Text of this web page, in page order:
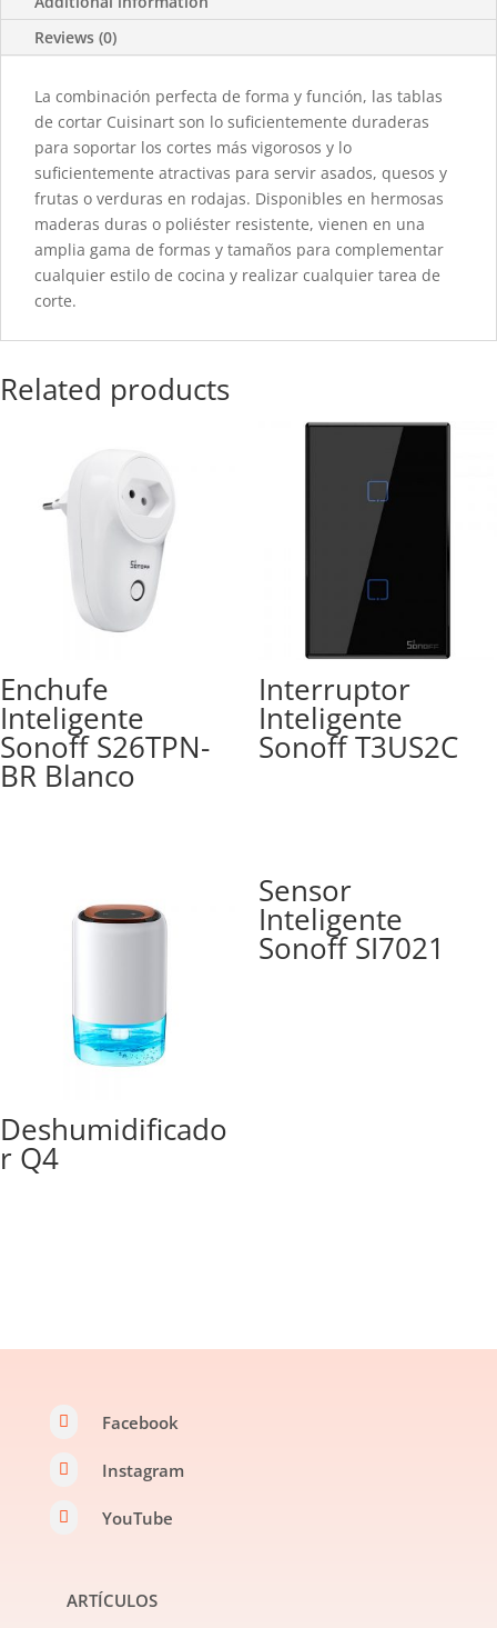
Reviews (0)
La combinación perfecta de forma y función, las tablas
de cortar Cuisinart son lo suficientemente duraderas
para soportar los cortes más vigorosos y lo
suficientemente atractivas para servir asados, quesos y
frutas o verduras en rodajas. Disponibles en hermosas
maderas duras o poliéster resistente, vienen en una
amplia gama de formas y tamaños para complementar
cualquier estilo de cocina y realizar cualquier tarea de
corte.
Related products
Enchufe
Inteligente
Sonoff S26TPN-
BR Blanco
Interruptor
Inteligente
Sonoff T3US2C
Deshumidificado
r Q4
Sensor
Inteligente
Sonoff SI7021
 Facebook
 Instagram
 YouTube
ARTÍCULOS